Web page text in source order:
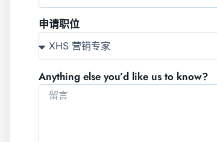
申请职位
Anything else you’d like us to know?